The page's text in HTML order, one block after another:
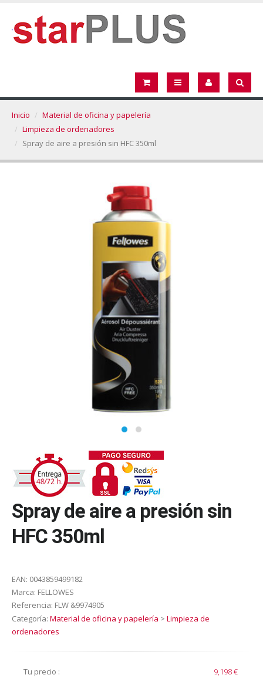
Inicio
Material de oficina y papelería
Limpieza de ordenadores
Spray de aire a presión sin HFC 350ml
Spray de aire a presión sin
HFC 350ml
EAN: 0043859499182
Marca: FELLOWES
Referencia: FLW &9974905
Categoría: Material de oficina y papelería > Limpieza de
ordenadores
Tu precio :
9,198 €